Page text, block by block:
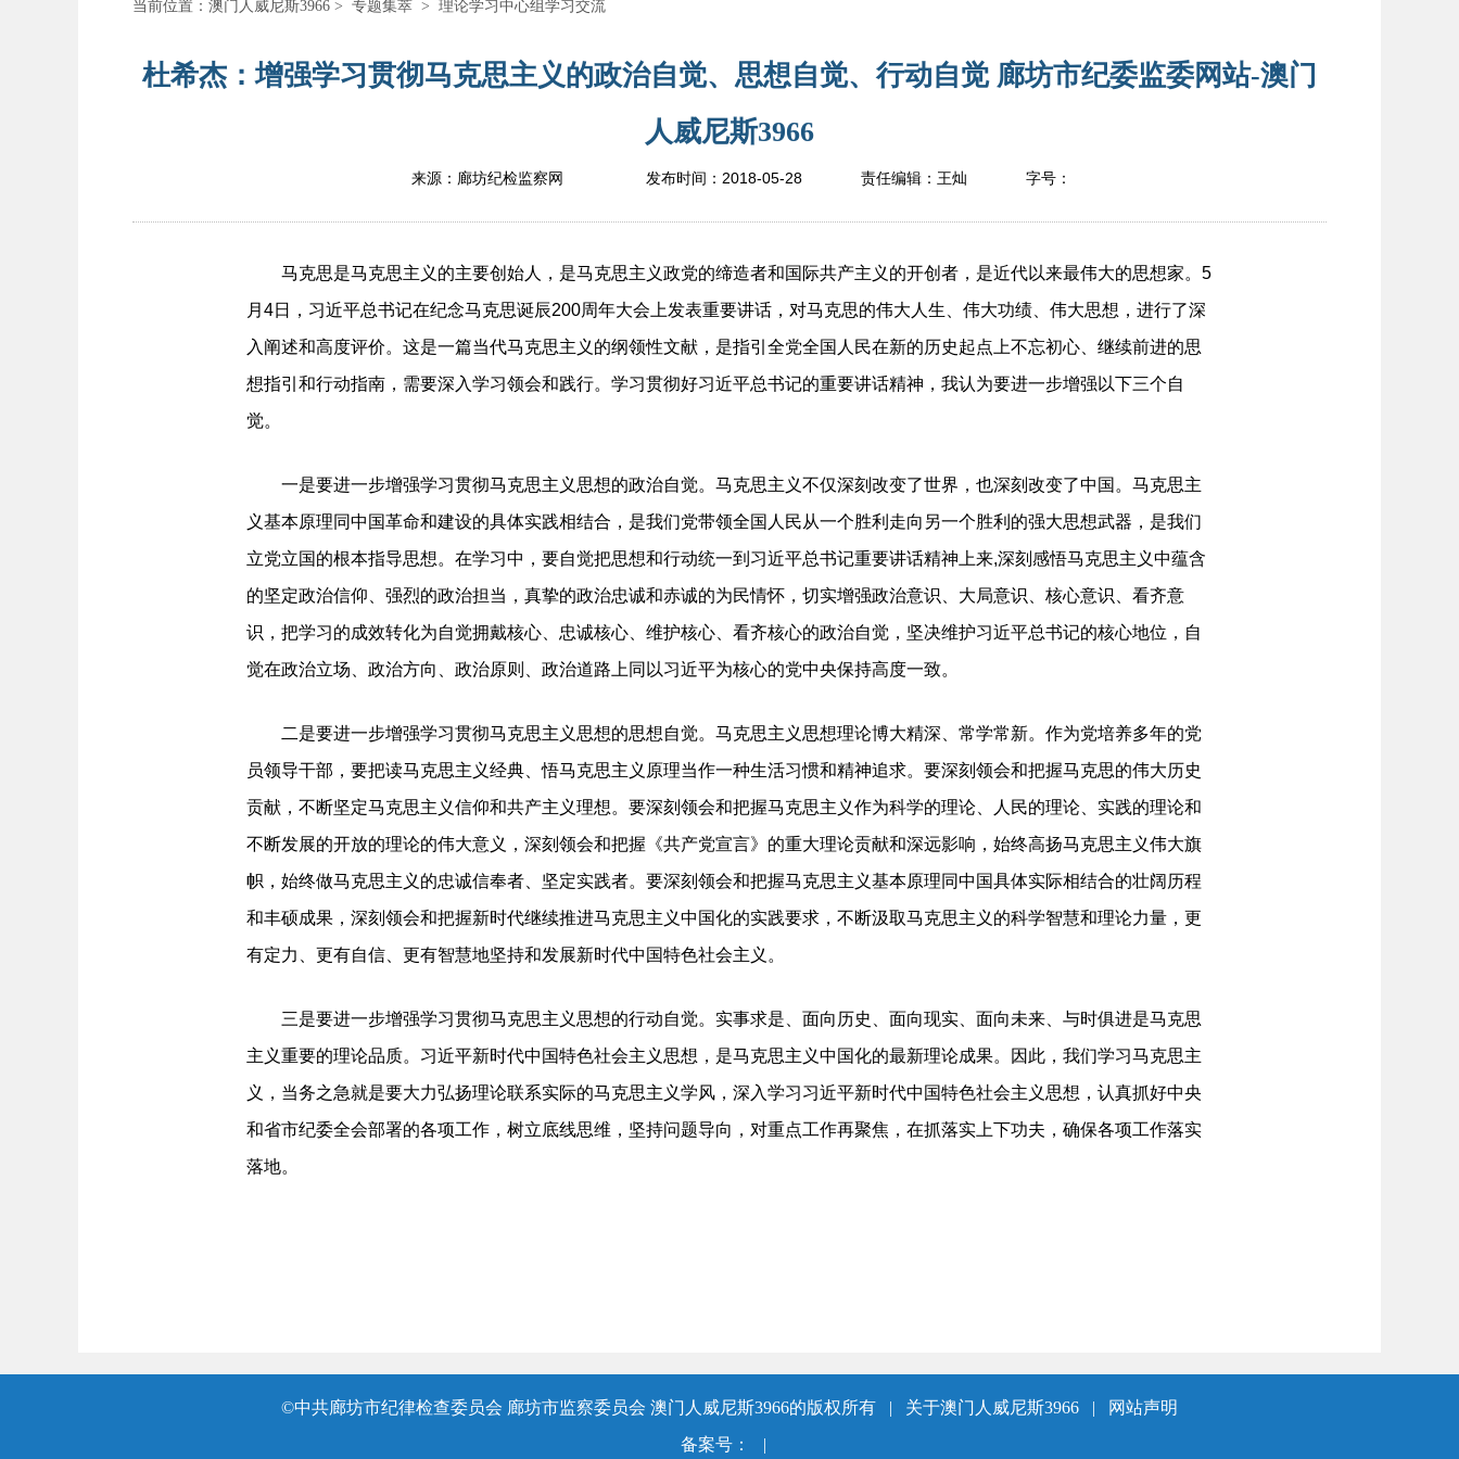
当前位置： 澳门人威尼斯3966 > 专题集萃 > 理论学习中心组学习交流
杜希杰：增强学习贯彻马克思主义的政治自觉、思想自觉、行动自觉 廊坊市纪委监委网站-澳门
人威尼斯3966
来源：廊坊纪检监察网 发布时间： 2018-05-28 责任编辑： 王灿 字号：
马克思是马克思主义的主要创始人，是马克思主义政党的缔造者和国际共产主义的开创者，是近代以来最伟大的思想家。5
月4日，习近平总书记在纪念马克思诞辰200周年大会上发表重要讲话，对马克思的伟大人生、伟大功绩、伟大思想，进行了深
入阐述和高度评价。这是一篇当代马克思主义的纲领性文献，是指引全党全国人民在新的历史起点上不忘初心、继续前进的思
想指引和行动指南，需要深入学习领会和践行。学习贯彻好习近平总书记的重要讲话精神，我认为要进一步增强以下三个自
觉。
一是要进一步增强学习贯彻马克思主义思想的政治自觉。 马克思主义不仅深刻改变了世界，也深刻改变了中国。马克思主
义基本原理同中国革命和建设的具体实践相结合，是我们党带领全国人民从一个胜利走向另一个胜利的强大思想武器，是我们
立党立国的根本指导思想。在学习中，要自觉把思想和行动统一到习近平总书记重要讲话精神上来,深刻感悟马克思主义中蕴含
的坚定政治信仰、强烈的政治担当，真挚的政治忠诚和赤诚的为民情怀，切实增强政治意识、大局意识、核心意识、看齐意
识，把学习的成效转化为自觉拥戴核心、忠诚核心、维护核心、看齐核心的政治自觉，坚决维护习近平总书记的核心地位，自
觉在政治立场、政治方向、政治原则、政治道路上同以习近平为核心的党中央保持高度一致。
二是要进一步增强学习贯彻马克思主义思想的思想自觉。 马克思主义思想理论博大精深、常学常新。作为党培养多年的党
员领导干部，要把读马克思主义经典、悟马克思主义原理当作一种生活习惯和精神追求。要深刻领会和把握马克思的伟大历史
贡献，不断坚定马克思主义信仰和共产主义理想。要深刻领会和把握马克思主义作为科学的理论、人民的理论、实践的理论和
不断发展的开放的理论的伟大意义，深刻领会和把握《共产党宣言》的重大理论贡献和深远影响，始终高扬马克思主义伟大旗
帜，始终做马克思主义的忠诚信奉者、坚定实践者。要深刻领会和把握马克思主义基本原理同中国具体实际相结合的壮阔历程
和丰硕成果，深刻领会和把握新时代继续推进马克思主义中国化的实践要求，不断汲取马克思主义的科学智慧和理论力量，更
有定力、更有自信、更有智慧地坚持和发展新时代中国特色社会主义。
三是要进一步增强学习贯彻马克思主义思想的行动自觉。 实事求是、面向历史、面向现实、面向未来、与时俱进是马克思
主义重要的理论品质。习近平新时代中国特色社会主义思想，是马克思主义中国化的最新理论成果。因此，我们学习马克思主
义，当务之急就是要大力弘扬理论联系实际的马克思主义学风，深入学习习近平新时代中国特色社会主义思想，认真抓好中央
和省市纪委全会部署的各项工作，树立底线思维，坚持问题导向，对重点工作再聚焦，在抓落实上下功夫，确保各项工作落实
落地。
©中共廊坊市纪律检查委员会 廊坊市监察委员会 澳门人威尼斯3966的版权所有 | 关于澳门人威尼斯3966 |
网站声明
备案号：
|